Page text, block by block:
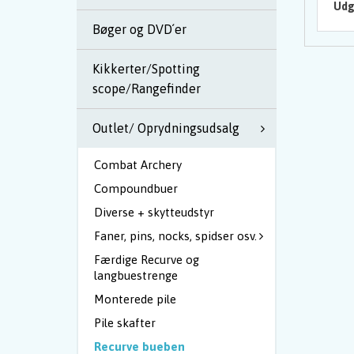
Bøger og DVD´er
Kikkerter/Spotting
scope/Rangefinder
Outlet/ Oprydningsudsalg
Combat Archery
Compoundbuer
Diverse + skytteudstyr
Faner, pins, nocks, spidser osv.
Færdige Recurve og
langbuestrenge
Monterede pile
Pile skafter
Recurve bueben